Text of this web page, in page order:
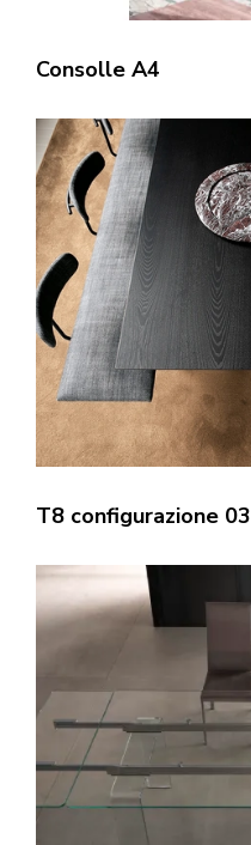
Consolle A4
T8 configurazione 03